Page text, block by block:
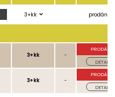
3+kk prodáno
3+kk -
PRODÁNO
DETAIL
3+kk -
PRODÁNO
DETAIL